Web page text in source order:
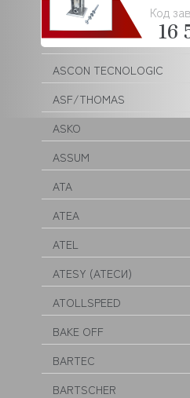
ASCO
ASCOBLOC
ASCON TECNOLOGIC
ASF/THOMAS
ASKO
ASSUM
ATA
ATEA
ATEL
ATESY (АТЕСИ)
ATOLLSPEED
BAKE OFF
BARTEC
BARTSCHER
Код
16